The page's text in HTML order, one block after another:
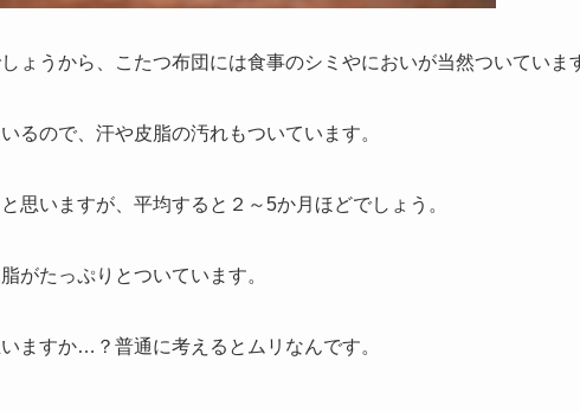
ょうから、こたつ布団には食事のシミやにおいが当然ついていま
るので、汗や皮脂の汚れもついています。
思いますが、平均すると２～5か月ほどでしょう。
がたっぷりとついています。
ますか…？普通に考えるとムリなんです。